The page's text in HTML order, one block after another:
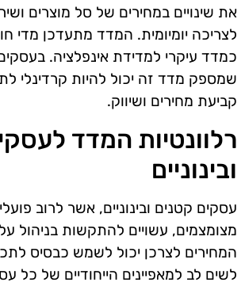
את שינויים במחירים של סל מוצרים
לצריכה יומיומית. המדד מתעדכן מדי
כמדד עיקרי למדידת אינפלציה.
שמספק מדד זה יכול להיות קרדינלי
קביעת מחירים ושיווק.
רלוונטיות המדד
ובינוניים
עסקים קטנים ובינוניים, אשר לרוב
מצומצמים, עשויים להתקשות בניהול
המחירים לצרכן יכול לשמש כבסיס
לשים לב למאפיינים הייחודיים של כל